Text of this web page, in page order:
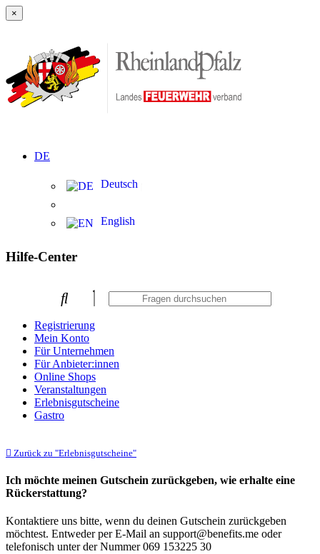
×
DE
Deutsch
English
Hilfe-Center
Registrierung
Mein Konto
Für Unternehmen
Für Anbieter:innen
Online Shops
Veranstaltungen
Erlebnisgutscheine
Gastro
Zurück zu "Erlebnisgutscheine"
Ich möchte meinen Gutschein zurückgeben, wie erhalte eine
Rückerstattung?
Kontaktiere uns bitte, wenn du deinen Gutschein zurückgeben
möchtest. Entweder per E-Mail an support@benefits.me oder
telefonisch unter der Nummer 069 153225 30